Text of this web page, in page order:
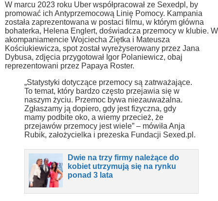
W marcu 2023 roku Uber współpracował ze Sexedpl, by
promować ich Antyprzemocową Linię Pomocy. Kampania
została zaprezentowana w postaci filmu, w którym główna
bohaterka, Helena Englert, doświadcza przemocy w klubie. W
akompaniamencie Wojciecha Ziętka i Mateusza
Kościukiewicza, spot został wyreżyserowany przez Jana
Dybusa, zdjęcia przygotował Igor Polaniewicz, obaj
reprezentowani przez Papaya Roster.
„Statystyki dotyczące przemocy są zatrważające.
To temat, który bardzo często przejawia się w
naszym życiu. Przemoc bywa niezauważalna.
Zgłaszamy ją dopiero, gdy jest fizyczna, gdy
mamy podbite oko, a wiemy przecież, że
przejawów przemocy jest wiele” – mówiła Anja
Rubik, założycielka i prezeska Fundacji Sexed.pl.
Dwie na trzy firmy należące do
kobiet utrzymują się na rynku
ponad 3 lata